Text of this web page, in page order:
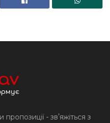
- звʼяжіться з